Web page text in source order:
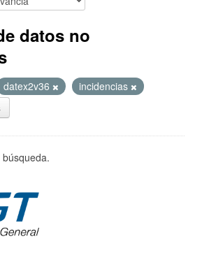
datos no
datex2v36
incidencias